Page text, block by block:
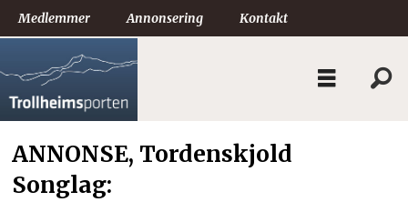
Medlemmer Annonsering Kontakt
ANNONSE, Tordenskjold
Songlag: